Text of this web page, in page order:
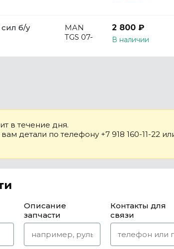
б/у
MAN
TGS 07-
2 800 ₽
В наличии
в течение дня.
детали по телефону +7 918 160-11-22
Описание
запчасти
Контакты для
связи